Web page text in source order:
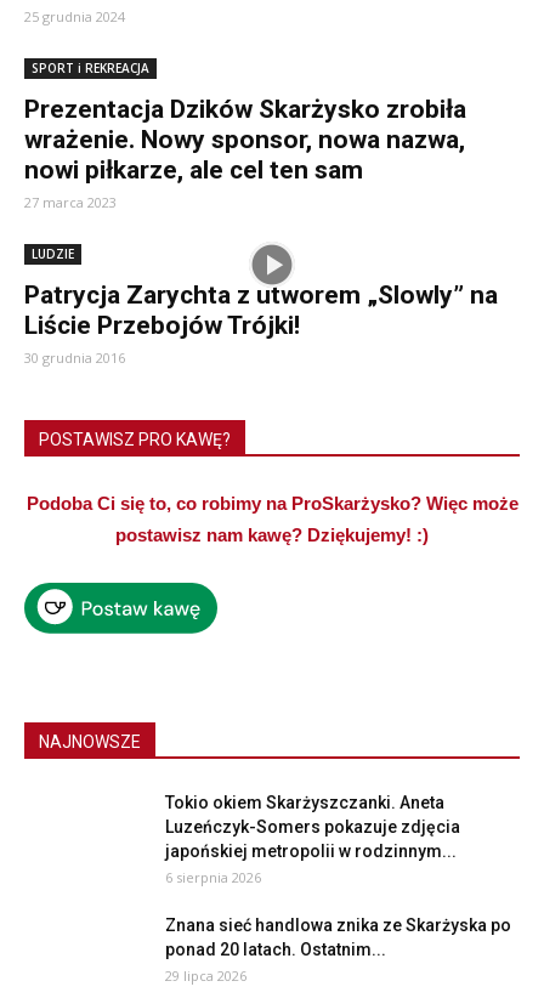
25 grudnia 2024
SPORT i REKREACJA
Prezentacja Dzików Skarżysko zrobiła
wrażenie. Nowy sponsor, nowa nazwa,
nowi piłkarze, ale cel ten sam
27 marca 2023
LUDZIE
Patrycja Zarychta z utworem „Slowly” na
Liście Przebojów Trójki!
30 grudnia 2016
POSTAWISZ PRO KAWĘ?
Podoba Ci się to, co robimy na ProSkarżysko? Więc może
postawisz nam kawę? Dziękujemy! :)
NAJNOWSZE
Tokio okiem Skarżyszczanki. Aneta
Luzeńczyk-Somers pokazuje zdjęcia
japońskiej metropolii w rodzinnym...
6 sierpnia 2026
Znana sieć handlowa znika ze Skarżyska po
ponad 20 latach. Ostatnim...
29 lipca 2026